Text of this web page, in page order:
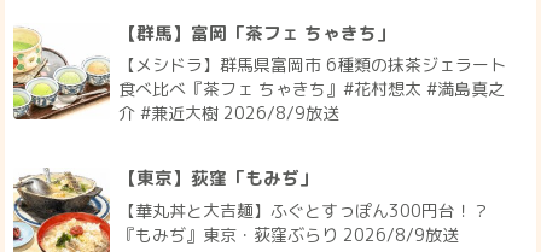
【群馬】富岡「茶フェ ちゃきち」
【メシドラ】群馬県富岡市 6種類の抹茶ジェラート
食べ比べ『茶フェ ちゃきち』#花村想太 #満島真之
介 #兼近大樹 2026/8/9放送
【東京】荻窪「もみぢ」
【華丸丼と大吉麺】ふぐとすっぽん300円台！？
『もみぢ』東京・荻窪ぶらり 2026/8/9放送